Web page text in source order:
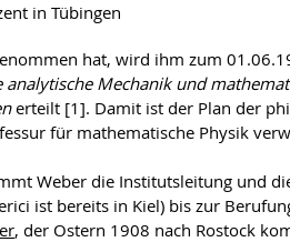
in Tübingen
hat, wird ihm zum
Mechanik und
erteilt [1]. Damit ist der Plan der
für mathematische Physik
Weber die Institutsleitung und
ist bereits in Kiel) bis zur
, der Ostern 1908 nach Rostock